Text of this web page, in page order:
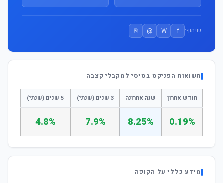
שיתוף: f
W
@
⎘
תשואות הפניקס בסיסי למקבלי קצבה
חודש אחרון שנה אחרונה 3 שנים (שנתי) 5 שנים (שנתי)
0.19%
8.25%
7.9%
4.8%
מידע כללי על הקופה